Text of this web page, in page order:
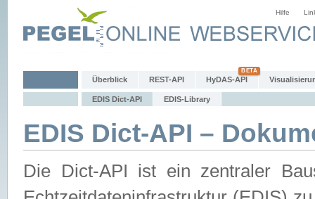
Hilfe
Überblick REST-API HyDAS-API
EDIS Dict-API EDIS-Library
EDIS Dict-API –
Die Dict-API ist ein zentraler